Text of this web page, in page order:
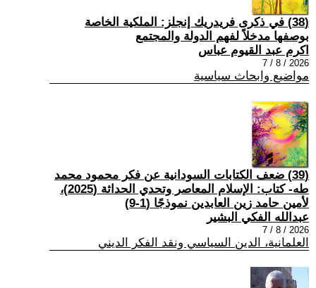
(38) في ذكرى فريدريك إنجلز: الملكية الخاصة
بوصفها مدخلاً لفهم الدولة والمجتمع
اكرم عبد القيوم عباس
2026 / 8 / 7
مواضيع وابحاث سياسية
(39) ضعف الكتابات السودانية عن فكر محمود محمد
طه- كتاب: الإسلام المعاصر وتحدي الحداثة (2025)،
لأمين حامد زين العابدين نموذجًا (1-9)
عبدالله الفكي البشير
2026 / 8 / 7
العلمانية، الدين السياسي ونقد الفكر الديني